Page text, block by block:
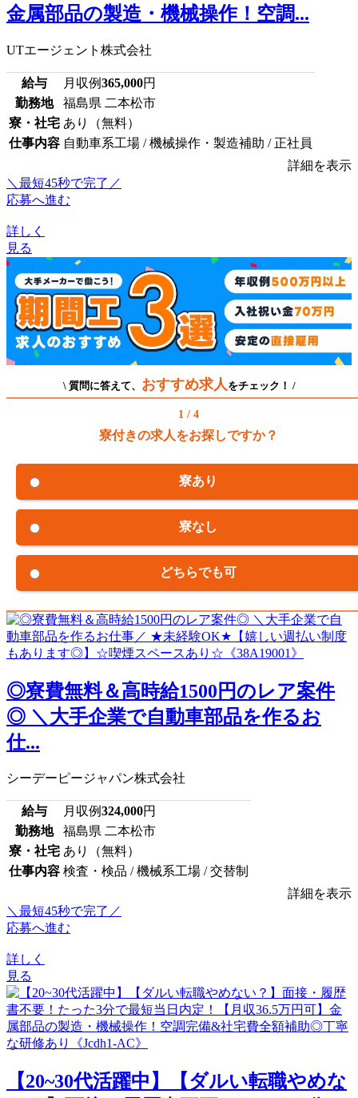
金属部品の製造・機械操作！空調...
UTエージェント株式会社
給与 月収例365,000円
勤務地
福島県 二本松市
寮・社宅 あり（無料）
仕事内容 自動車系工場 / 機械操作・製造補助 / 正社員
詳細を表示
＼最短45秒で完了／
応募へ進む
詳しく
見る
\ 質問に答えて、 おすすめ求人 をチェック！ /
1 / 4
寮付きの求人をお探しですか？
寮あり
寮なし
どちらでも可
◎寮費無料＆高時給1500円のレア案件
◎ ＼大手企業で自動車部品を作るお
仕...
シーデーピージャパン株式会社
給与 月収例324,000円
勤務地
福島県 二本松市
寮・社宅 あり（無料）
仕事内容 検査・検品 / 機械系工場 / 交替制
詳細を表示
＼最短45秒で完了／
応募へ進む
詳しく
見る
【20~30代活躍中】【ダルい転職やめな